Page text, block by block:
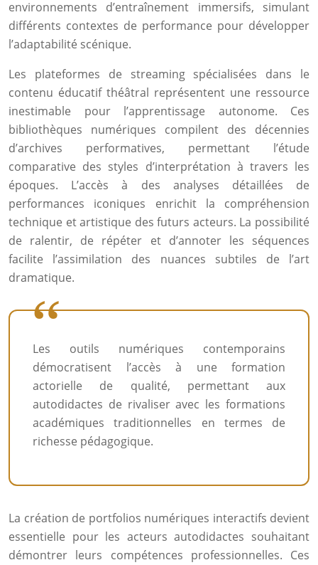
environnements d’entraînement immersifs, simulant
différents contextes de performance pour développer
l’adaptabilité scénique.
Les plateformes de streaming spécialisées dans le
contenu éducatif théâtral représentent une ressource
inestimable pour l’apprentissage autonome. Ces
bibliothèques numériques compilent des décennies
d’archives performatives, permettant l’étude
comparative des styles d’interprétation à travers les
époques. L’accès à des analyses détaillées de
performances iconiques enrichit la compréhension
technique et artistique des futurs acteurs. La possibilité
de ralentir, de répéter et d’annoter les séquences
facilite l’assimilation des nuances subtiles de l’art
dramatique.
Les outils numériques contemporains
démocratisent l’accès à une formation
actorielle de qualité, permettant aux
autodidactes de rivaliser avec les formations
académiques traditionnelles en termes de
richesse pédagogique.
La création de portfolios numériques interactifs devient
essentielle pour les acteurs autodidactes souhaitant
démontrer leurs compétences professionnelles. Ces